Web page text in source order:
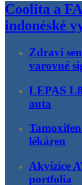
Coolita a
indonéské
Zdraví
varovné
LEPAS
auta
lékáren
Akvizice
portfolia